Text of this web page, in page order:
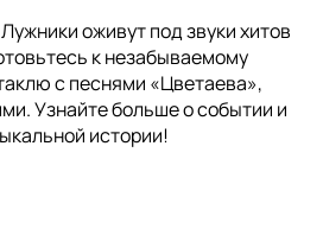
оживут под звуки хитов
к незабываемому
с песнями «Цветаева»,
Узнайте больше о событии и
истории!